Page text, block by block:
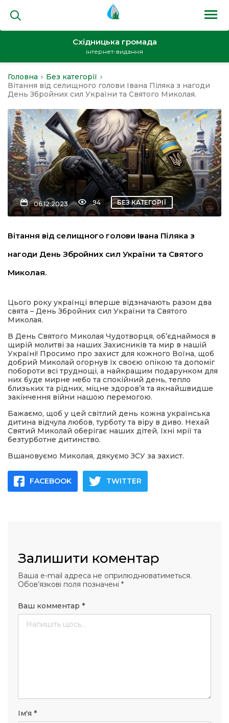
Східницька громада
інтернет-видання
Головна
Без категорії
Вітання від селищного голови Івана Піляка з нагоди
День Збройних сил України та Святого Миколая.
06.12.2023 94 БЕЗ КАТЕГОРІЇ
Вітання від селищного голови Івана Піляка з
нагоди День Збройних сил України та Святого
Миколая.
Цього року українці вперше відзначають разом два
свята – День Збройних сил України та Святого
Миколая.
В День Святого Миколая Чудотворця, об’єднаймося в
щирій молитві за наших Захисників та мир в нашій
Україні! Просимо про захист для кожного Воїна, щоб
добрий Миколай огорнув їх своєю опікою та допоміг
побороти всі труднощі, а найкращим подарунком для
них буде мирне небо та спокійний день, тепло
близьких та рідних, міцне здоров’я та якнайшвидше
закінчення війни нашою перемогою.
Бажаємо, щоб у цей світлий день кожна українська
дитина відчула любов, турботу та віру в диво. Нехай
Святий Миколай оберігає наших дітей, їхні мрії та
безтурботне дитинство.
Вшановуємо Миколая, дякуємо ЗСУ за захист.
FACEBOOK TWITTER
Залишити коментар
Ваша e-mail адреса не оприлюднюватиметься.
Обов’язкові поля позначені *
Ваш комментар *
Ім'я *